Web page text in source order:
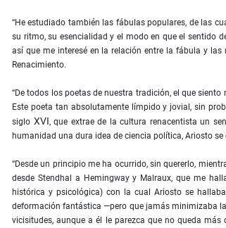
“He estudiado también las fábulas populares, de las
su ritmo, su esencialidad y el modo en que el sentido
así que me interesé en la relación entre la fábula y
Renacimiento.
“De todos los poetas de nuestra tradición, el que
Este poeta tan absolutamente límpido y jovial, sin
siglo XVI, que extrae de la cultura renacentista un
humanidad una dura idea de ciencia política, Ariosto
“Desde un principio me ha ocurrido, sin quererlo,
desde Stendhal a Hemingway y Malraux, que me
histórica y psicológica) con la cual Ariosto se
deformación fantástica —pero que jamás minimizaba
vicisitudes, aunque a él le parezca que no queda